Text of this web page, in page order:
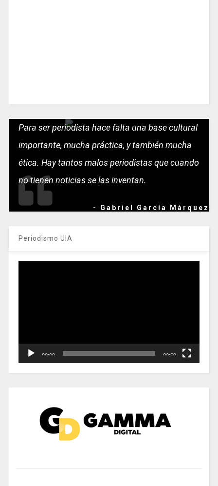
Para ser periodista hace falta una base cultural
importante, mucha práctica, y también mucha
ética. Hay tantos malos periodistas que cuando
no tienen noticias se las inventan.
- Gabriel García Márquez
Periodismo UIA
00:00 00:59